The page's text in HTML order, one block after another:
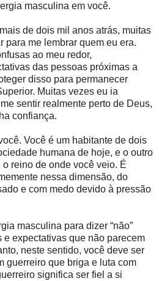
masculina em você.
de dois mil anos atrás, muitas
para me lembrar quem eu era.
ao meu redor,
das pessoas próximas a
disso para permanecer
Muitas vezes eu ia
sentir realmente perto de Deus,
confiança.
Você é um habitante de dois
humana de hoje, e o outro
reino de onde você veio. É
nessa dimensão, do
e com medo devido à pressão
masculina para dizer “não”
expectativas que não parecem
neste sentido, você deve ser
guerreiro que briga e luta com
significa ser fiel a si